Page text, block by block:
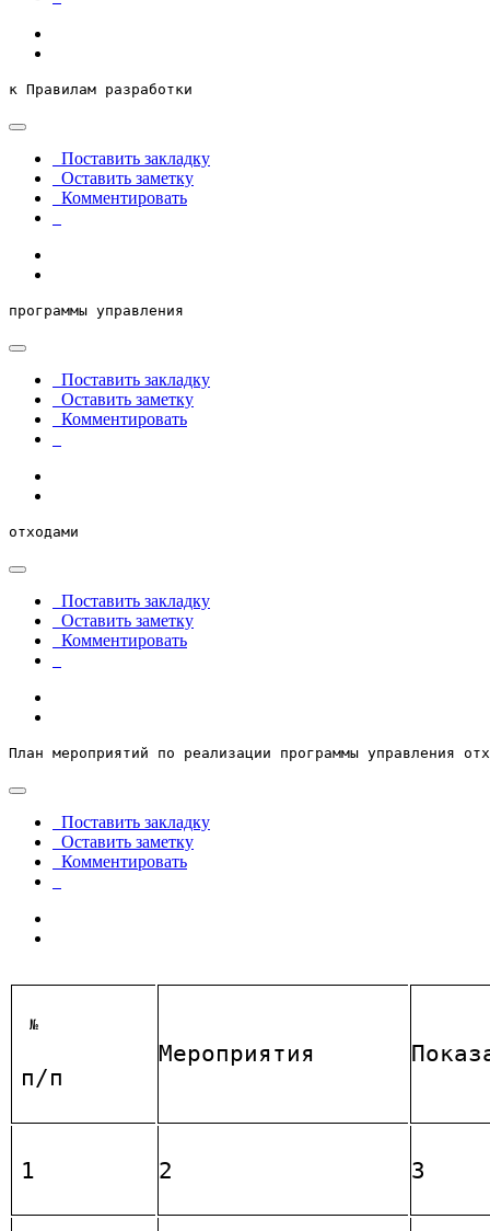
к Правилам разработки
Поставить закладку
Оставить заметку
Комментировать
программы управления
Поставить закладку
Оставить заметку
Комментировать
отходами
Поставить закладку
Оставить заметку
Комментировать
План мероприятий по реализации программы управления
Поставить закладку
Оставить заметку
Комментировать
№
п/п
Мероприятия
1 2 3